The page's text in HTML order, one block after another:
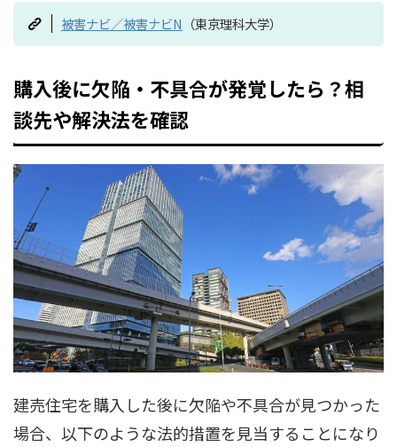
被害ナビ／被害ナビN （東京理科大学）
購入後に欠陥・不具合が発覚したら？相
談先や解決法を確認
建売住宅を購入した後に欠陥や不具合が見つかった
場合、以下のような法的措置を見当することになり